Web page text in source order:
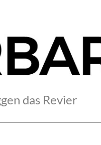
das Revier